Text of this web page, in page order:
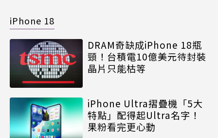
iPhone 18
DRAM奇缺成iPhone 18瓶
頸！台積電10億美元待封裝
晶片只能枯等
iPhone Ultra摺疊機「5大
特點」配得起Ultra名字！
果粉看完更心動